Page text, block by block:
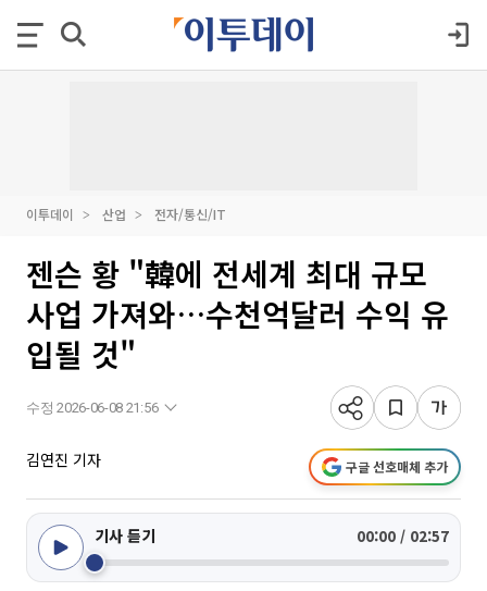
이투데이 산업 전자/통신/IT
젠슨 황 "韓에 전세계 최대 규모
사업 가져와…수천억달러 수익 유
입될 것"
수정 2026-06-08 21:56
김연진 기자 구글 선호매체 추가
기사 듣기 00:00 / 02:57